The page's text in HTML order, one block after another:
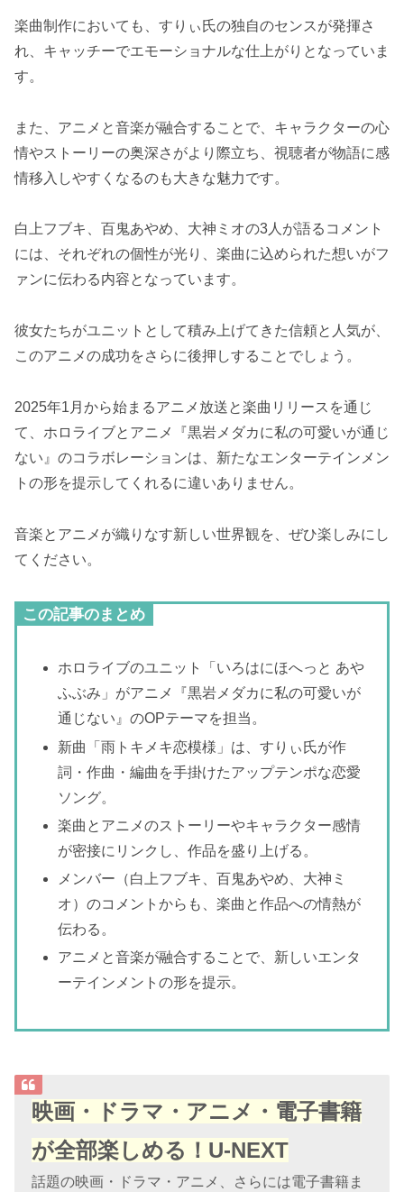
楽曲制作においても、すりぃ氏の独自のセンスが発揮さ
れ、キャッチーでエモーショナルな仕上がりとなっていま
す。
また、アニメと音楽が融合することで、キャラクターの心
情やストーリーの奥深さがより際立ち、視聴者が物語に感
情移入しやすくなるのも大きな魅力です。
白上フブキ、百鬼あやめ、大神ミオの3人が語るコメント
には、それぞれの個性が光り、楽曲に込められた想いがフ
ァンに伝わる内容となっています。
彼女たちがユニットとして積み上げてきた信頼と人気が、
このアニメの成功をさらに後押しすることでしょう。
2025年1月から始まるアニメ放送と楽曲リリースを通じ
て、ホロライブとアニメ『黒岩メダカに私の可愛いが通じ
ない』のコラボレーションは、新たなエンターテインメン
トの形を提示してくれるに違いありません。
音楽とアニメが織りなす新しい世界観を、ぜひ楽しみにし
てください。
この記事のまとめ
ホロライブのユニット「いろはにほへっと あや
ふぶみ」がアニメ『黒岩メダカに私の可愛いが
通じない』のOPテーマを担当。
新曲「雨トキメキ恋模様」は、すりぃ氏が作
詞・作曲・編曲を手掛けたアップテンポな恋愛
ソング。
楽曲とアニメのストーリーやキャラクター感情
が密接にリンクし、作品を盛り上げる。
メンバー（白上フブキ、百鬼あやめ、大神ミ
オ）のコメントからも、楽曲と作品への情熱が
伝わる。
アニメと音楽が融合することで、新しいエンタ
ーテインメントの形を提示。
映画・ドラマ・アニメ・電子書籍
が全部楽しめる！U-NEXT
話題の映画・ドラマ・アニメ、さらには電子書籍ま